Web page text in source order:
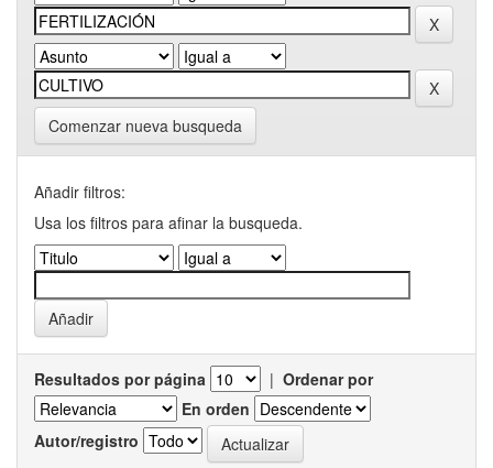
Comenzar nueva busqueda
Añadir filtros:
Usa los filtros para afinar la busqueda.
Resultados por página | Ordenar por
En orden
Autor/registro